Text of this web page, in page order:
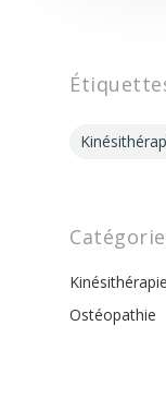
Kinésithérapie
Ostéopathie